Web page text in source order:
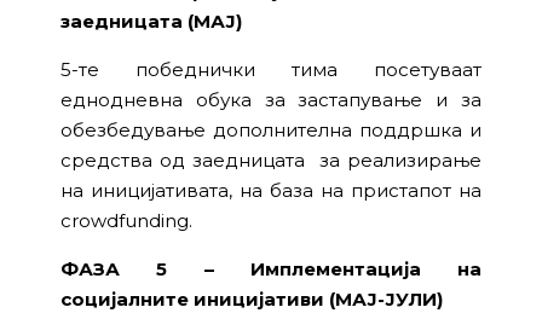
заедницата (МАЈ)
5-те победнички тима посетуваат
еднодневна обука за застапување и за
обезбедување дополнителна поддршка и
средства од заедницата за реализирање
на иницијативата, на база на пристапот на
crowdfunding.
ФАЗА 5 – Имплементација на
социјалните иницијативи (МАЈ-ЈУЛИ)